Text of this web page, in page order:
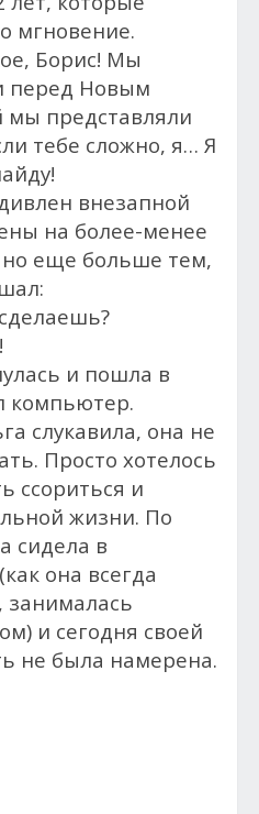
мгновение.
Борис! Мы
перед Новым
мы представляли
тебе сложно, я… Я
внезапной
на более-менее
еще больше тем,
и пошла в
компьютер.
слукавила, она не
Просто хотелось
ссориться и
жизни. По
сидела в
она всегда
занималась
и сегодня своей
не была намерена.